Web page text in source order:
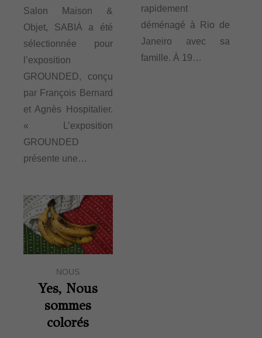
Salon Maison &
Objet, SABIÁ a été
sélectionnée pour
l’exposition
GROUNDED, conçu
par François Bernard
et Agnès Hospitalier.
« L’exposition
GROUNDED
présente une…
rapidement
déménagé à Rio de
Janeiro avec sa
famille. À 19…
NOUS
Yes, Nous
sommes
colorés